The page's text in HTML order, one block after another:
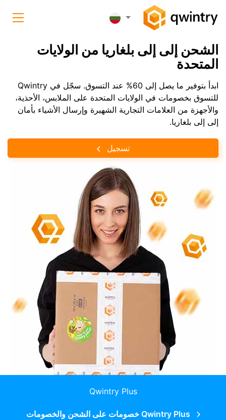
الشحن إلى إلى بلغاريا من الولايات
المتحدة
ابدأ بتوفير ما يصل إلى 60% عند التسوق. سجّل في Qwintry
للتسوق بخصومات في الولايات المتحدة على الملابس، الأحذية،
والأجهزة من العلامات التجارية الشهيرة وإرسال الأشياء بأمان
إلى إلى بلغاريا.
تسجيل
Qwintry Plus
Qwintry Plus خصومات على الشحن والخصومات